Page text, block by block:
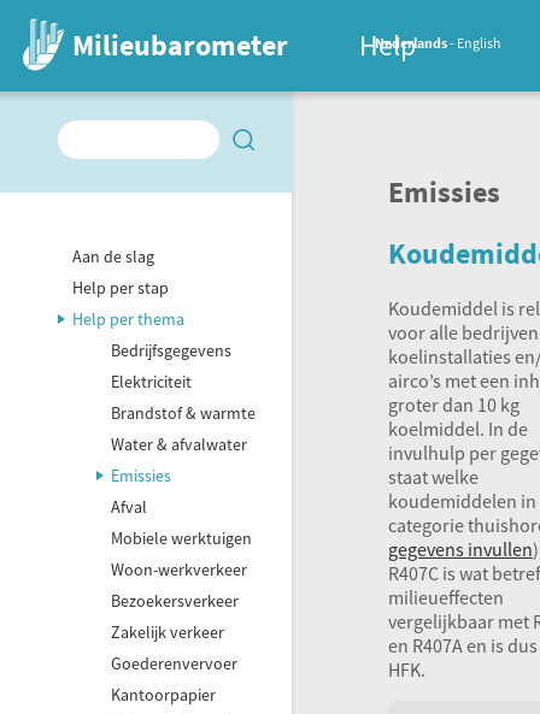
Aan de slag
Help per stap
Help per thema
Bedrijfsgegevens
Elektriciteit
Brandstof & warmte
Water & afvalwater
Emissies
Afval
Mobiele werktuigen
Woon-werkverkeer
Bezoekersverkeer
Zakelijk verkeer
Goederenvervoer
Kantoorpapier
Emissies
Koudemiddel is
voor alle
koelinstallaties
airco’s met een
groter dan 10 kg
koelmiddel. In de
invulhulp per
staat welke
koudemiddelen in
categorie
gegevens invullen
R407C is wat
milieueffecten
vergelijkbaar met
en R407A en is
HFK.
Milieubarometer Help
Nederlands English